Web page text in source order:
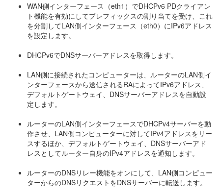
WAN側インターフェース（eth1）でDHCPv6 PDクライアン
ト機能を有効にしてプレフィックスの割り当てを受け、これ
を分割してLAN側インターフェース（eth0）にIPv6アドレス
を設定します。
DHCPv6でDNSサーバーアドレスを取得します。
LAN側に接続されたコンピューターは、ルーターのLAN側イ
ンターフェースから送信されるRAによってIPv6アドレス、
デフォルトゲートウェイ、DNSサーバーアドレスを自動設
定します。
ルーターのLAN側インターフェースでDHCPv4サーバーを動
作させ、LAN側コンピューターに対してIPv4アドレスをリー
スするほか、デフォルトゲートウェイ、DNSサーバーアド
レスとしてルーター自身のIPv4アドレスを通知します。
ルーターのDNSリレー機能をオンにして、LAN側コンピュー
ターからのDNSリクエストをDNSサーバーに転送します。